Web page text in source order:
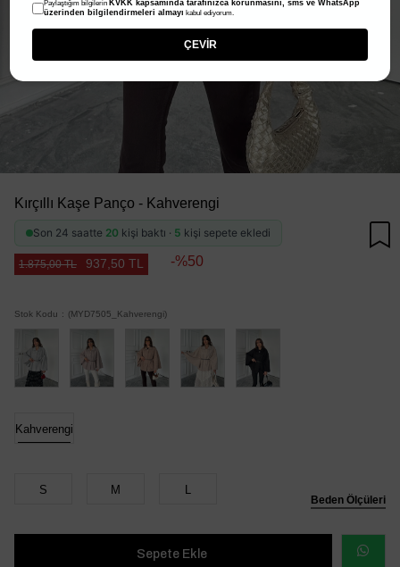
Kırçıllı Kaşe Panço - Kahverengi
Son 24 saatte 20 kişi baktı · 5 kişi sepete ekledi
1.875,00 TL 937,50 TL 50
Stok Kodu (MYD7505_Kahverengi)
Beden Ölçüleri
Kahverengi
S M L
Paylaştığım bilgilerin KVKK kapsamında tarafınızca korunmasını, sms ve WhatsApp
üzerinden bilgilendirmeleri almayı kabul ediyorum.
ÇEVİR